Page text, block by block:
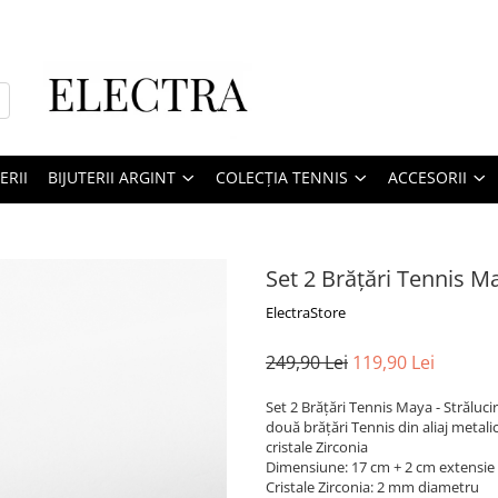
BIJUTERII ARGINT COLECȚIA TENNIS ACCESORII
Set 2 Brățări Tennis
ElectraStore
249,90 Lei 119,90 Lei
Set 2 Brățări Tennis Maya -
două brățări Tennis din aliaj
cristale Zirconia
Dimensiune: 17 cm + 2 cm
Cristale Zirconia: 2 mm diametru